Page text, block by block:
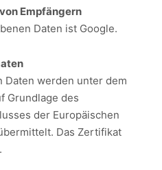
n Empfängern
Daten ist Google.
Daten werden unter dem
Grundlage des
der Europäischen
Das Zertifikat